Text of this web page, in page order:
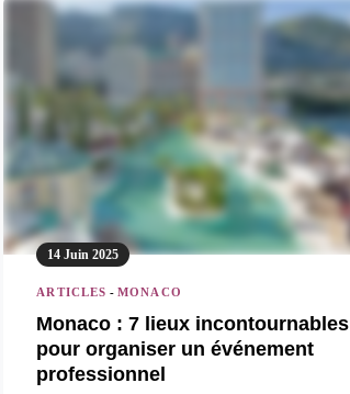
14 Juin 2025
ARTICLES -MONACO
Monaco : 7 lieux incontournables
pour organiser un événement
professionnel